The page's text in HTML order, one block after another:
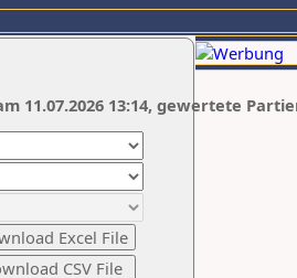
11.07.2026 13:14, gewertete